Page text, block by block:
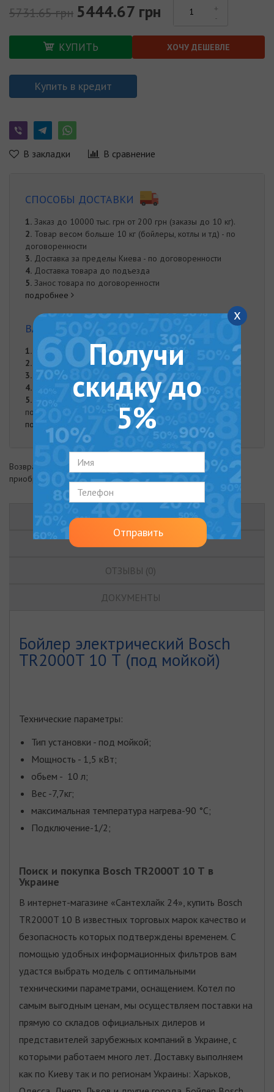
5731.65 грн 5444.67 грн
КУПИТЬ ХОЧУ ДЕШЕВЛЕ
Купить в кредит
В закладки В сравнение
СПОСОБЫ ДОСТАВКИ
1. Заказ до 10000 тыс. грн от 200 грн (заказы до 10 кг).
2. Товар весом больше 10 кг (бойлеры, котлы и тд) - по
договоренности
3. Доставка за пределы Киева - по договоренности
4. Доставка товара до подъезда
5. Занос товара по договоренности
подробнее
ВАРИАНТЫ ОПЛАТЫ
1.
Оплата частями от "Monobank"
2.
Онлайн оплата на карту Приват Банка
3.
Оплата при доставке
4.
Наложенный платеж
5.
Оплата наличными. Наличная оплата возможна при
получении заказа курьером либо в нашем офисе.
подробнее
Возврат товара возможен в течение 14 дней с момента
приобретения
ОПИСАНИЕ
ОТЗЫВЫ (0)
ДОКУМЕНТЫ
Бойлер электрический Bosch
TR2000T 10 Т (под мойкой)
Технические параметры:
Тип установки - под мойкой;
Мощность - 1,5 кВт;
обьем - 10 л;
Вес -7,7кг;
максимальная температура нагрева-90 °С;
Подключение-1/2;
Поиск и покупка Bosch TR2000T 10 Т в
Украине
В интернет-магазине «Сантехлайк 24», купить Bosch
TR2000T 10 B известных торговых марок качество и
безопасность которых подтверждены временем. С
помощью удобных информационных фильтров вам
удастся выбрать модель с оптимальными
техническими параметрами, оснащением. Котел по
самым выгодным ценам, мы осуществляем поставки на
прямую со складов официальных дилеров и
представителей зарубежных компаний в Украине, с
которыми работаем много лет. Доставку выполняем
как по Киеву так и по регионам Украины: Харьков,
x
Получи
скидку до
5%
Отправить